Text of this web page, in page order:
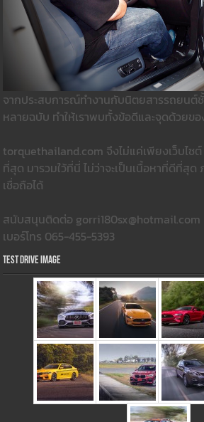
จากประสบการณ์ทำงานกับนิตยสารรถยนต์ชั้
หลายฉบับ ทำให้เราพบทั้งข้อดีและจุดด้วยขอ
torquethailand.com จึงไม่แค่เพียงเว็บไซ
ที่สุด มารวมใว้ที่นี่ ไม่ว่าจะเป็นเนื้อหาที่ดีที่สุ
เชื่อถือได้
สนับสนุนติดต่อ gorri180sx@hotmail.com
เบอร์โทร 065-455-5393
Test Drive Image